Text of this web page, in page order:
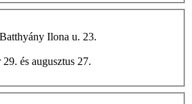
Ilona u. 23.
január 29. és augusztus 27.